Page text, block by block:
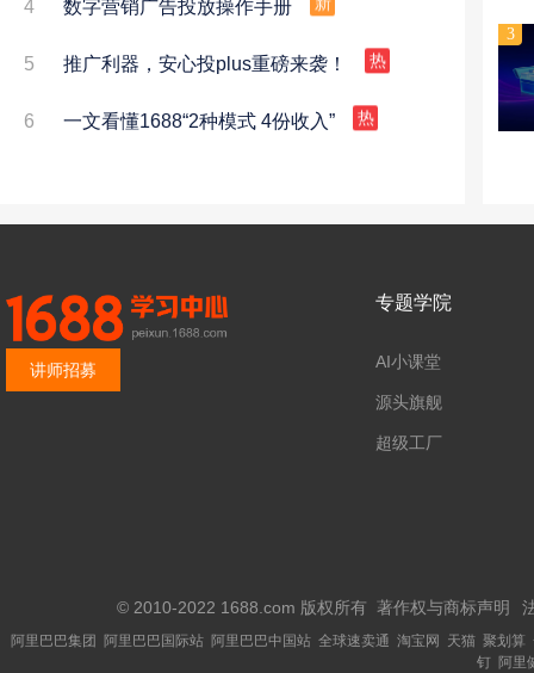
4 数字营销广告投放操作手册 新
5 推广利器，安心投plus重磅来袭！ 热
6 一文看懂1688“2种模式 4份收入” 热
3
讲师招募
专题学院
AI小课堂
源头旗舰
超级工厂
© 2010-2022 1688.com 版权所有 著作权与商标声明
阿里巴巴集团 阿里巴巴国际站 阿里巴巴中国站 全球速卖通 淘宝网 天猫 聚划算
钉 阿里